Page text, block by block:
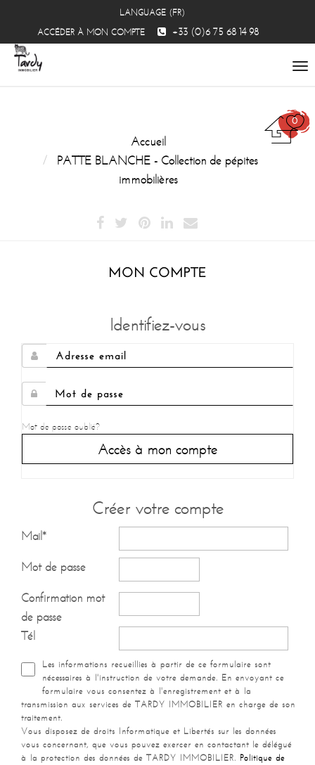
0
LANGUAGE (FR)
ACCÉDER À MON COMPTE
+33 (0)6 75 68 14 98
Accueil
PATTE BLANCHE - Collection de pépites
immobilières
MON COMPTE
Identifiez-vous
Mot de passe oublié?
Accès à mon compte
Créer votre compte
Mail*
Mot de passe
Confirmation mot
de passe
Tél
Les informations recueillies à partir de ce formulaire sont
nécessaires à l'instruction de votre demande. En envoyant ce
formulaire vous consentez à l'enregistrement et à la
transmission aux services de TARDY IMMOBILIER en charge de son
traitement.
Vous disposez de droits Informatique et Libertés sur les données
vous concernant, que vous pouvez exercer en contactant le délégué
à la protection des données de TARDY IMMOBILIER. Politique de